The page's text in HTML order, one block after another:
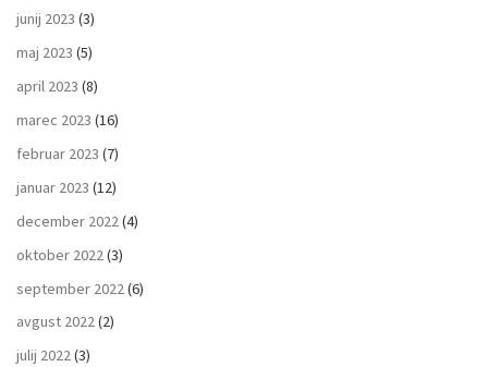
junij 2023 (3)
maj 2023 (5)
april 2023 (8)
marec 2023 (16)
februar 2023 (7)
januar 2023 (12)
december 2022(4)
oktober 2022(3)
september 2022 (6)
avgust 2022(2)
julij 2022(3)